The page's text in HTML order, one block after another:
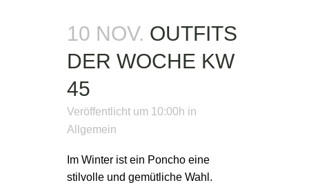
10 NOV. OUTFITS
DER WOCHE KW
45
Veröffentlicht um 10:00h in
Allgemein
Im Winter ist ein Poncho eine
stilvolle und gemütliche Wahl.